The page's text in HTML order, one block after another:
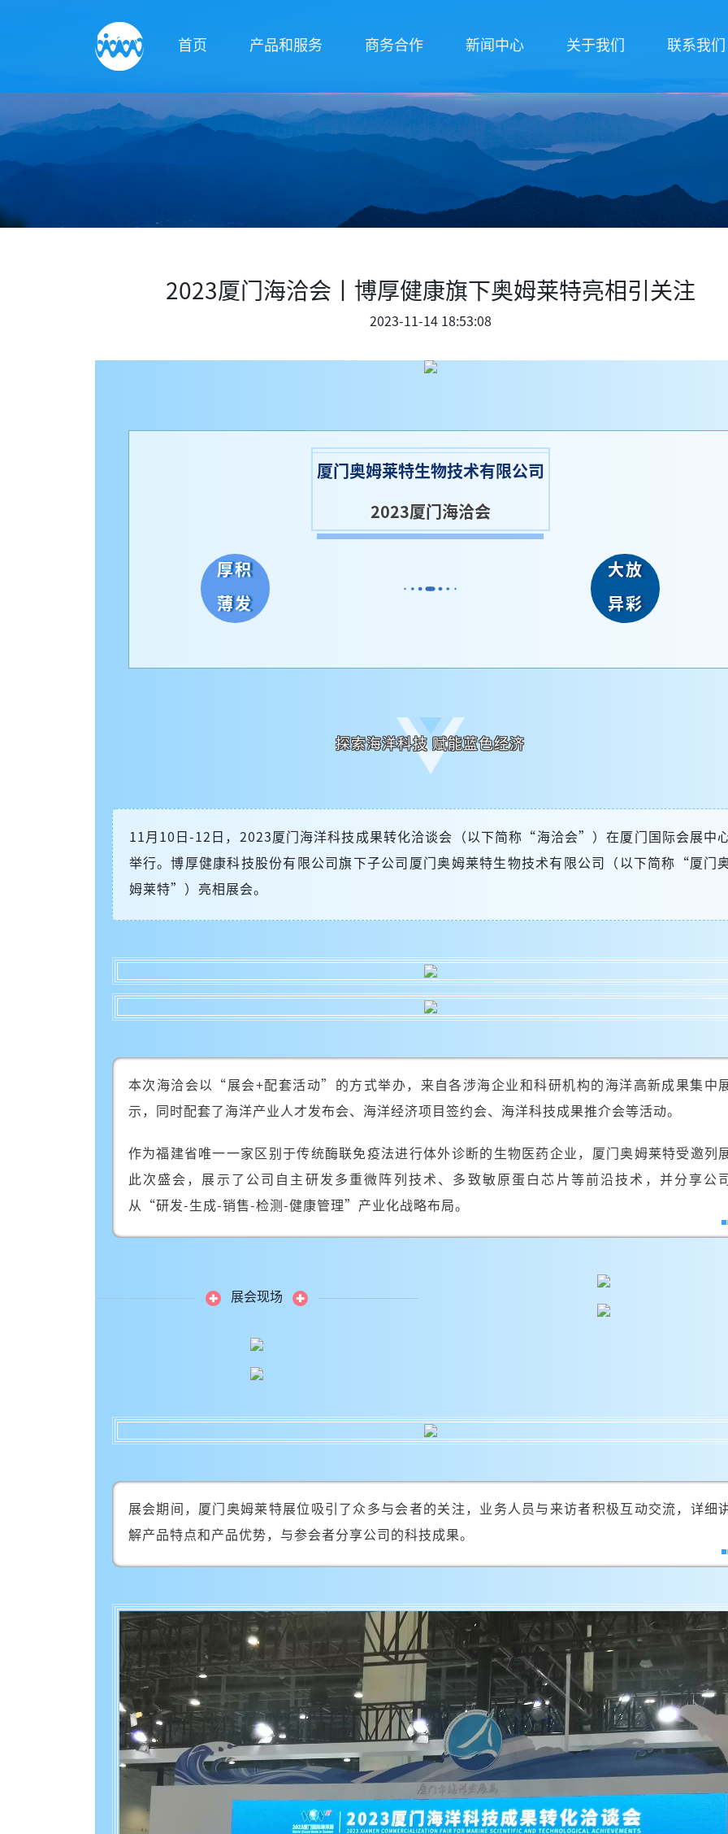
首页 产品和服务 商务合作 新闻中心 关于我们 联系我们
2023厦门海洽会丨博厚健康旗下奥姆莱特亮相引关注
2023-11-14 18:53:08
厦门奥姆莱特生物技术有限公司
2023厦门海洽会
厚积
薄发
大放
异彩
探索海洋科技 赋能蓝色经济
11月10日-12日，2023厦门海洋科技成果转化洽谈会（以下简称“海洽会”）在厦门国际会展中
举行。博厚健康科技股份有限公司旗下子公司厦门奥姆莱特生物技术有限公司（以下简称“厦门
姆莱特”）亮相展会。
本次海洽会以“展会+配套活动”的方式举办，来自各涉海企业和科研机构的海洋高新成果集中
示，同时配套了海洋产业人才发布会、海洋经济项目签约会、海洋科技成果推介会等活动。
作为福建省唯一一家区别于传统酶联免疫法进行体外诊断的生物医药企业，厦门奥姆莱特受邀列
此次盛会，展示了公司自主研发多重微阵列技术、多致敏原蛋白芯片等前沿技术，并分享公
从“研发-生成-销售-检测-健康管理”产业化战略布局。
展会现场
展会期间，厦门奥姆莱特展位吸引了众多与会者的关注，业务人员与来访者积极互动交流，详细
解产品特点和产品优势，与参会者分享公司的科技成果。